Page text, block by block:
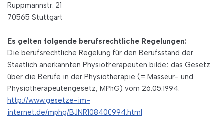
Ruppmannstr. 21
70565 Stuttgart
Es gelten folgende berufsrechtliche Regelungen:
Die berufsrechtliche Regelung für den Berufsstand der
Staatlich anerkannten Physiotherapeuten bildet das Gesetz
über die Berufe in der Physiotherapie (= Masseur- und
Physiotherapeutengesetz, MPhG) vom 26.05.1994.
http://www.gesetze-im-
internet.de/mphg/BJNR108400994.html